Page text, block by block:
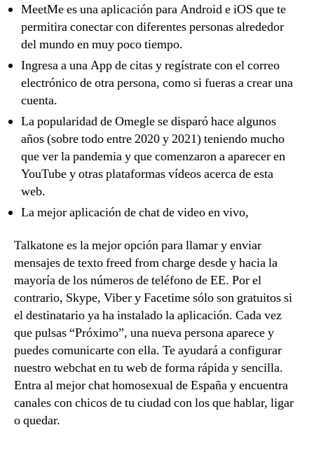
MeetMe es una aplicación para Android e iOS que te
permitira conectar con diferentes personas alrededor
del mundo en muy poco tiempo.
Ingresa a una App de citas y regístrate con el correo
electrónico de otra persona, como si fueras a crear una
cuenta.
La popularidad de Omegle se disparó hace algunos
años (sobre todo entre 2020 y 2021) teniendo mucho
que ver la pandemia y que comenzaron a aparecer en
YouTube y otras plataformas vídeos acerca de esta
web.
La mejor aplicación de chat de video en vivo,
Talkatone es la mejor opción para llamar y enviar
mensajes de texto freed from charge desde y hacia la
mayoría de los números de teléfono de EE. Por el
contrario, Skype, Viber y Facetime sólo son gratuitos si
el destinatario ya ha instalado la aplicación. Cada vez
que pulsas “Próximo”, una nueva persona aparece y
puedes comunicarte con ella. Te ayudará a configurar
nuestro webchat en tu web de forma rápida y sencilla.
Entra al mejor chat homosexual de España y encuentra
canales con chicos de tu ciudad con los que hablar, ligar
o quedar.